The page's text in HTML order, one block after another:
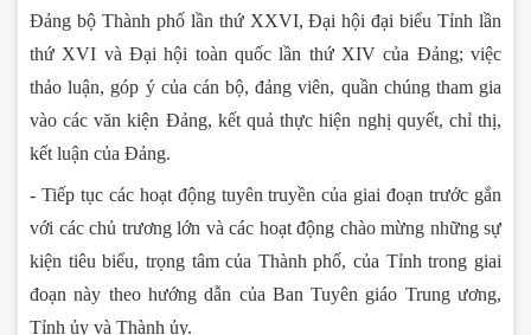
Đảng bộ Thành phố lần thứ XXVI, Đại hội đại biểu Tỉnh lần
thứ XVI và Đại hội toàn quốc lần thứ XIV của Đảng; việc
thảo luận, góp ý của cán bộ, đảng viên, quần chúng tham gia
vào các văn kiện Đảng, kết quả thực hiện nghị quyết, chỉ thị,
kết luận của Đảng.
- Tiếp tục các hoạt động tuyên truyền của giai đoạn trước gắn
với các chủ trương lớn và các hoạt động chào mừng những sự
kiện tiêu biểu, trọng tâm của Thành phố, của Tỉnh trong giai
đoạn này theo hướng dẫn của Ban Tuyên giáo Trung ương,
Tỉnh ủy và Thành ủy.